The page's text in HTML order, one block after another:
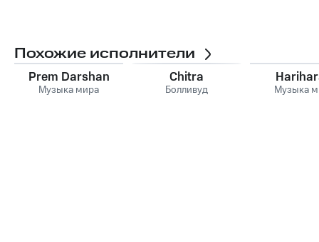
Похожие исполнители
Prem Darshan
Музыка мира
Chitra
Болливуд Музыка